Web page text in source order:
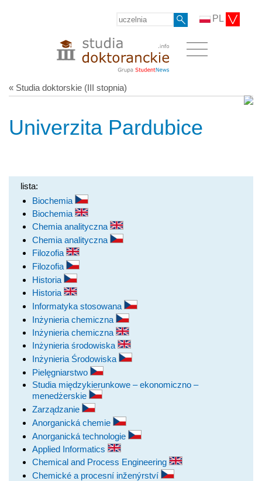
PL
« Studia doktorskie (III stopnia)
Univerzita Pardubice
lista:
Biochemia
Biochemia
Chemia analityczna
Chemia analityczna
Filozofia
Filozofia
Historia
Historia
Informatyka stosowana
Inżynieria chemiczna
Inżynieria chemiczna
Inżynieria środowiska
Inżynieria Środowiska
Pielęgniarstwo
Studia międzykierunkowe – ekonomiczno –
menedżerskie
Zarządzanie
Anorganická chemie
Anorganická technologie
Applied Informatics
Chemical and Process Engineering
Chemické a procesní inženýrství